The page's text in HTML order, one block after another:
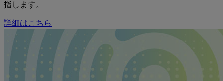
指します。
詳細はこちら